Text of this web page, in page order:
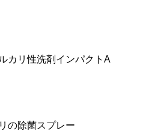
カリ性洗剤インパクトA
の除菌スプレー